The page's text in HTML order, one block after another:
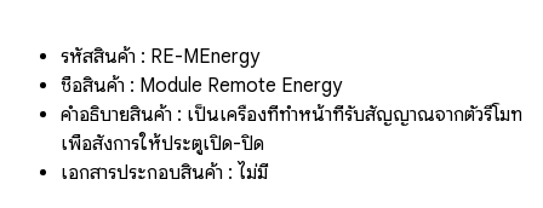
รหัสสินค้า : RE-MEnergy
ชื่อสินค้า : Module Remote Energy
คำอธิบายสินค้า : เป็นเครื่องที่ทำหน้าที่รับสัญญาณจากตัวรีโมท
เพื่อสั่งการให้ประตูเปิด-ปิด
เอกสารประกอบสินค้า : ไม่มี